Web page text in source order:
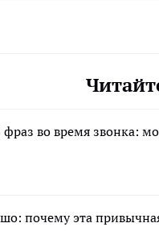
во время звонка:
почему эта